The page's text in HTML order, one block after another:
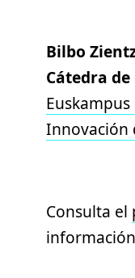
Bilbo
Cátedra
Innovación
Consulta el